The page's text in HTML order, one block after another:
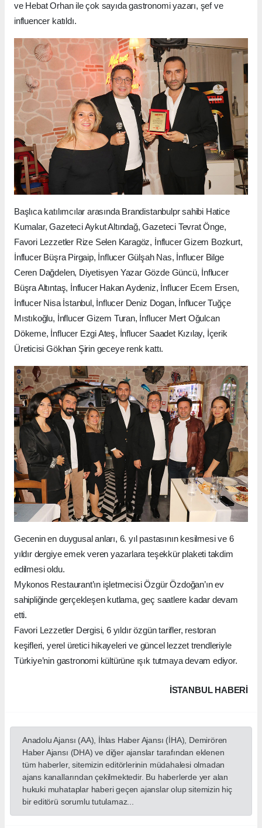
ve Hebat Orhan ile çok sayıda gastronomi yazarı, şef ve
influencer katıldı.
Başlıca katılımcılar arasında Brandistanbulpr sahibi Hatice
Kumalar, Gazeteci Aykut Altındağ, Gazeteci Tevrat Önge,
Favori Lezzetler Rize Selen Karagöz, İnflucer Gizem Bozkurt,
İnflucer Büşra Pirgaip, İnflucer Gülşah Nas, İnflucer Bilge
Ceren Dağdelen, Diyetisyen Yazar Gözde Güncü, İnflucer
Büşra Altıntaş, İnflucer Hakan Aydeniz, İnflucer Ecem Ersen,
İnflucer Nisa İstanbul, İnflucer Deniz Dogan, İnflucer Tuğçe
Mıstıkoğlu, İnflucer Gizem Turan, İnflucer Mert Oğulcan
Dökeme, İnflucer Ezgi Ateş, İnflucer Saadet Kızılay, İçerik
Üreticisi Gökhan Şirin geceye renk kattı.
Gecenin en duygusal anları, 6. yıl pastasının kesilmesi ve 6
yıldır dergiye emek veren yazarlara teşekkür plaketi takdim
edilmesi oldu.
Mykonos Restaurant’ın işletmecisi Özgür Özdoğan’ın ev
sahipliğinde gerçekleşen kutlama, geç saatlere kadar devam
etti.
Favori Lezzetler Dergisi, 6 yıldır özgün tarifler, restoran
keşifleri, yerel üretici hikayeleri ve güncel lezzet trendleriyle
Türkiye’nin gastronomi kültürüne ışık tutmaya devam ediyor.
İSTANBUL HABERİ
Anadolu Ajansı (AA), İhlas Haber Ajansı (İHA), Demirören
Haber Ajansı (DHA) ve diğer ajanslar tarafından eklenen
tüm haberler, sitemizin editörlerinin müdahalesi olmadan
ajans kanallarından çekilmektedir. Bu haberlerde yer alan
hukuki muhataplar haberi geçen ajanslar olup sitemizin hiç
bir editörü sorumlu tutulamaz...